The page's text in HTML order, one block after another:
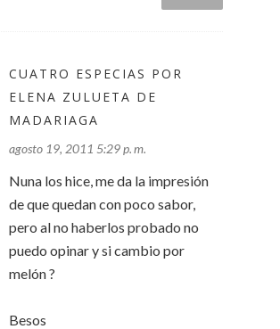
CUATRO ESPECIAS POR
ELENA ZULUETA DE
MADARIAGA
agosto 19, 2011 5:29 p. m.
Nuna los hice, me da la impresión
de que quedan con poco sabor,
pero al no haberlos probado no
puedo opinar y si cambio por
melón ?
Besos